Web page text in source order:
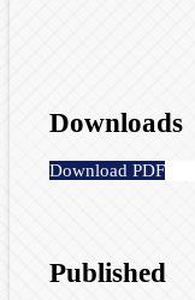
Downloads
Download PDF
Published